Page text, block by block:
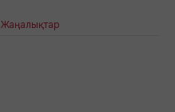
Жаңалықтар